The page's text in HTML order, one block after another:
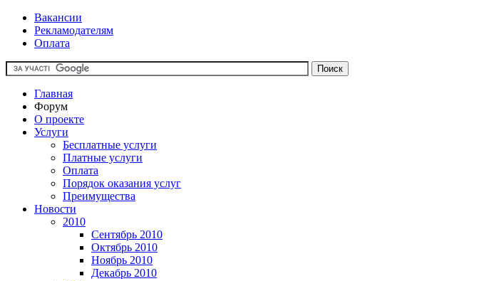
Вакансии
Рекламодателям
Оплата
Главная
Форум
О проекте
Услуги
Бесплатные услуги
Платные услуги
Оплата
Порядок оказания услуг
Преимущества
Новости
2010
Сентябрь 2010
Октябрь 2010
Ноябрь 2010
Декабрь 2010